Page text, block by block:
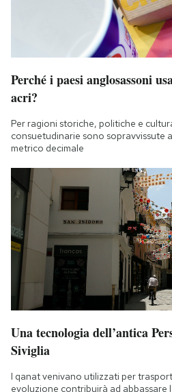
Perché i paesi anglosassoni
acri?
Per ragioni storiche, politiche e
consuetudinarie sono sopravvissute
metrico decimale
Una tecnologia dell’antica
Siviglia
I qanat venivano utilizzati per
evoluzione contribuirà ad abbassare